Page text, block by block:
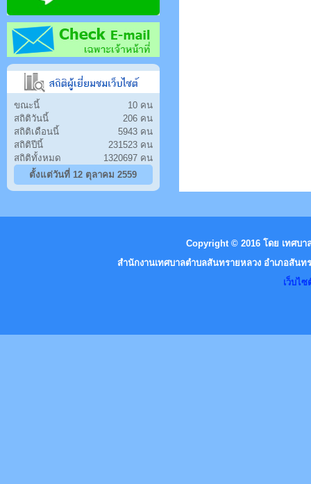
ขณะนี้
10 คน
สถิติวันนี้
206 คน
สถิติเดือนนี้
5943 คน
สถิติปีนี้
231523 คน
สถิติทั้งหมด
1320697 คน
ตั้งแต่วันที่ 12 ตุลาคม 2559
Copyright © 2016 โดย เทศบ
สำนักงานเทศบาลตำบลสันทรายหลวง อำเภอสันท
เว็บไ